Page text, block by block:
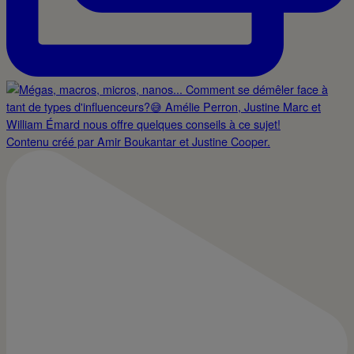
Contenu créé par Amir Boukantar et Justine Cooper.